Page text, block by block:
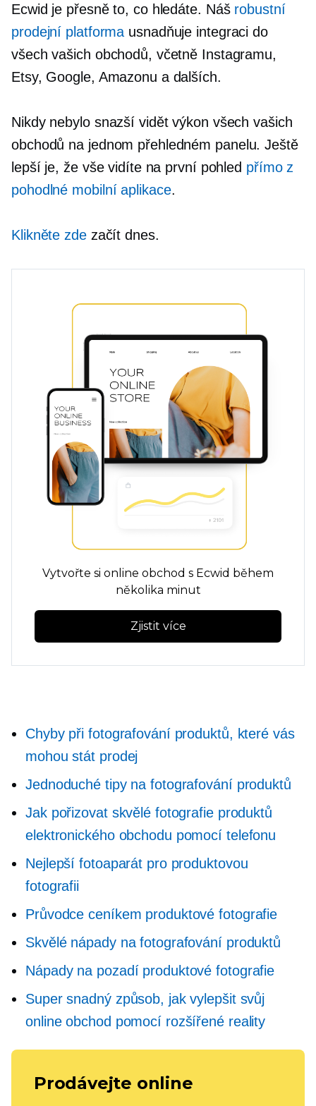
Ecwid je přesně to, co hledáte. Náš robustní
prodejní platforma usnadňuje integraci do
všech vašich obchodů, včetně Instagramu,
Etsy, Google, Amazonu a dalších.
Nikdy nebylo snazší vidět výkon všech vašich
obchodů na jednom přehledném panelu. Ještě
lepší je, že vše vidíte na první pohled přímo z
pohodlné mobilní aplikace.
Klikněte zdezačít dnes.
Vytvořte si online obchod s Ecwid během
několika minut
Zjistit více
Chyby při fotografování produktů, které vás
mohou stát prodej
Jednoduché tipy na fotografování produktů
Jak pořizovat skvělé fotografie produktů
elektronického obchodu pomocí telefonu
Nejlepší fotoaparát pro produktovou
fotografii
Průvodce ceníkem produktové fotografie
Skvělé nápady na fotografování produktů
Nápady na pozadí produktové fotografie
Super snadný způsob, jak vylepšit svůj
online obchod pomocí rozšířené reality
Prodávejte online